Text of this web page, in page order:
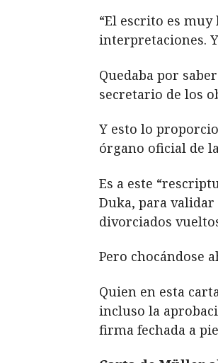
“El escrito es
interpretaciones.
Quedaba por
secretario de los
Y esto lo
órgano oficial de
Es a este
Duka, para
divorciados
Pero chocándose
Quien en esta
incluso la
firma fechada a